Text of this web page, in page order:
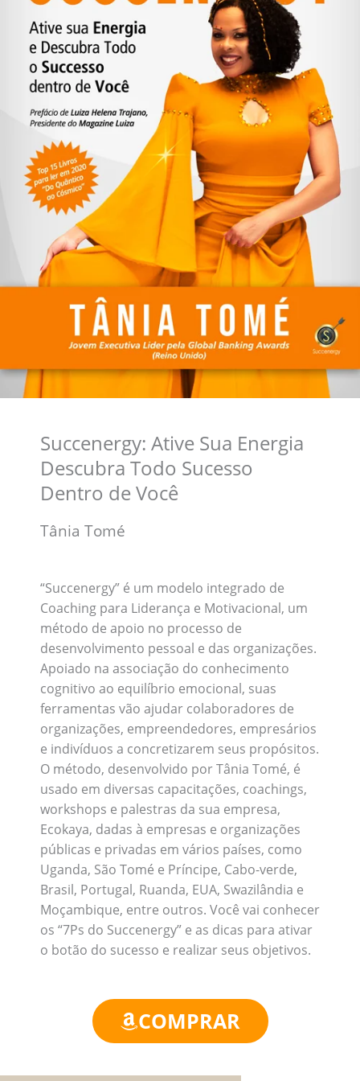
Succenergy: Ative Sua Energia
Descubra Todo Sucesso
Dentro de Você
Tânia Tomé
“Succenergy” é um modelo integrado de
Coaching para Liderança e Motivacional, um
método de apoio no processo de
desenvolvimento pessoal e das organizações.
Apoiado na associação do conhecimento
cognitivo ao equilíbrio emocional, suas
ferramentas vão ajudar colaboradores de
organizações, empreendedores, empresários
e indivíduos a concretizarem seus propósitos.
O método, desenvolvido por Tânia Tomé, é
usado em diversas capacitações, coachings,
workshops e palestras da sua empresa,
Ecokaya, dadas à empresas e organizações
públicas e privadas em vários países, como
Uganda, São Tomé e Príncipe, Cabo-verde,
Brasil, Portugal, Ruanda, EUA, Swazilândia e
Moçambique, entre outros. Você vai conhecer
os “7Ps do Succenergy” e as dicas para ativar
o botão do sucesso e realizar seus objetivos.
COMPRAR